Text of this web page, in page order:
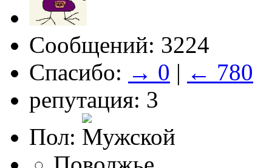
Сообщений: 3224
Спасибо: → 0 | ← 780
репутация: 3
Пол: